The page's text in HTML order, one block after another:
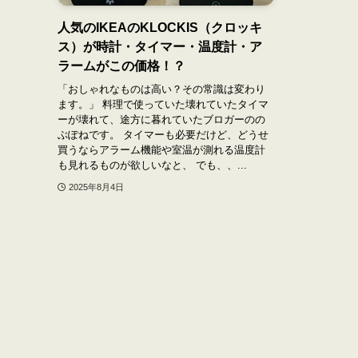
人気のIKEAのKLOCKIS（クロッキ
ス）が時計・タイマー・温度計・ア
ラームがこの価格！？
「おしゃれなものは高い？その常識は変わり
ます。」 料理で使っていた壊れていたタイマ
ーが壊れて、途方に暮れていたブロガーのの
ぶぽねです。 タイマーも必要だけど、どうせ
買うならアラーム機能や室温が測れる温度計
も見れるものが欲しいなと、 でも、、...
2025年8月4日